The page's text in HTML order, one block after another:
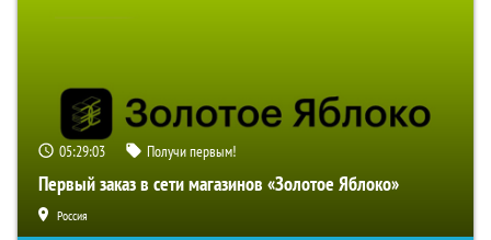
05:29:02 Получи первым!
Первый заказ в сети магазинов «Золотое Яблоко»
Россия